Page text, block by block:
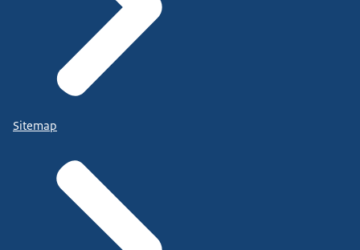
Sitemap